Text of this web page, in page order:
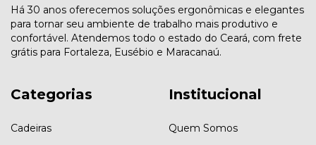
Há 30 anos oferecemos soluções ergonômicas e elegantes
para tornar seu ambiente de trabalho mais produtivo e
confortável. Atendemos todo o estado do Ceará, com frete
grátis para Fortaleza, Eusébio e Maracanaú.
Categorias
Cadeiras
Institucional
Quem Somos